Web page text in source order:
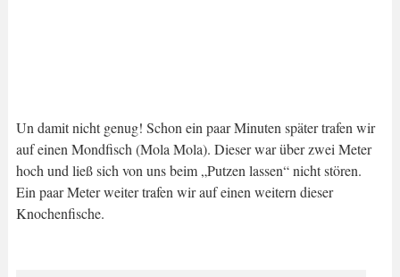
Un damit nicht genug! Schon ein paar Minuten später trafen wir
auf einen Mondfisch (Mola Mola). Dieser war über zwei Meter
hoch und ließ sich von uns beim „Putzen lassen“ nicht stören.
Ein paar Meter weiter trafen wir auf einen weitern dieser
Knochenfische.